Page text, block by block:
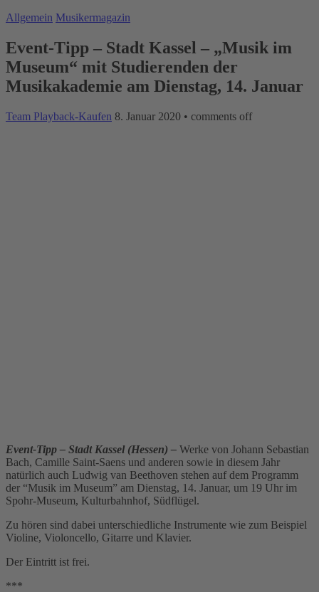
Allgemein Musikermagazin
Event-Tipp – Stadt Kassel – „Musik im
Museum“ mit Studierenden der
Musikakademie am Dienstag, 14. Januar
Team Playback-Kaufen 8. Januar 2020 • comments off
Event-Tipp – Stadt Kassel (Hessen) – Werke von Johann Sebastian
Bach, Camille Saint-Saens und anderen sowie in diesem Jahr
natürlich auch Ludwig van Beethoven stehen auf dem Programm
der “Musik im Museum” am Dienstag, 14. Januar, um 19 Uhr im
Spohr-Museum, Kulturbahnhof, Südflügel.
Zu hören sind dabei unterschiedliche Instrumente wie zum Beispiel
Violine, Violoncello, Gitarre und Klavier.
Der Eintritt ist frei.
***